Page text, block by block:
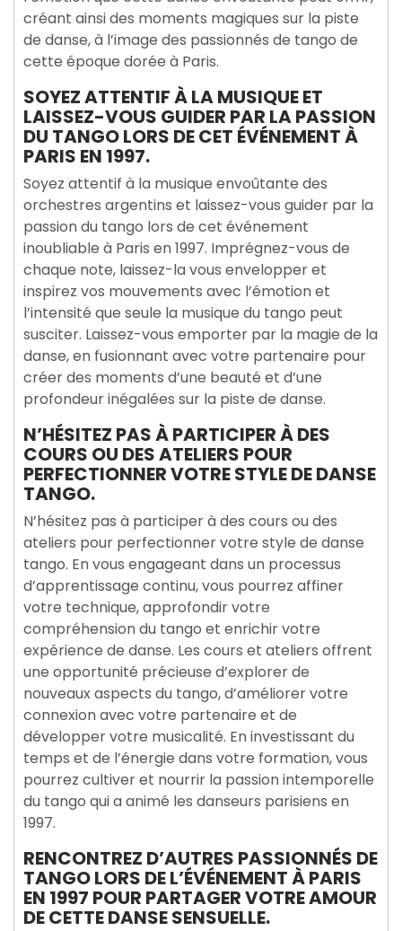
créant ainsi des moments magiques sur la piste
de danse, à l’image des passionnés de tango de
cette époque dorée à Paris.
SOYEZ ATTENTIF À LA MUSIQUE ET
LAISSEZ-VOUS GUIDER PAR LA PASSION
DU TANGO LORS DE CET ÉVÉNEMENT À
PARIS EN 1997.
Soyez attentif à la musique envoûtante des
orchestres argentins et laissez-vous guider par la
passion du tango lors de cet événement
inoubliable à Paris en 1997. Imprégnez-vous de
chaque note, laissez-la vous envelopper et
inspirez vos mouvements avec l’émotion et
l’intensité que seule la musique du tango peut
susciter. Laissez-vous emporter par la magie de la
danse, en fusionnant avec votre partenaire pour
créer des moments d’une beauté et d’une
profondeur inégalées sur la piste de danse.
N’HÉSITEZ PAS À PARTICIPER À DES
COURS OU DES ATELIERS POUR
PERFECTIONNER VOTRE STYLE DE DANSE
TANGO.
N’hésitez pas à participer à des cours ou des
ateliers pour perfectionner votre style de danse
tango. En vous engageant dans un processus
d’apprentissage continu, vous pourrez affiner
votre technique, approfondir votre
compréhension du tango et enrichir votre
expérience de danse. Les cours et ateliers offrent
une opportunité précieuse d’explorer de
nouveaux aspects du tango, d’améliorer votre
connexion avec votre partenaire et de
développer votre musicalité. En investissant du
temps et de l’énergie dans votre formation, vous
pourrez cultiver et nourrir la passion intemporelle
du tango qui a animé les danseurs parisiens en
1997.
RENCONTREZ D’AUTRES PASSIONNÉS DE
TANGO LORS DE L’ÉVÉNEMENT À PARIS
EN 1997 POUR PARTAGER VOTRE AMOUR
DE CETTE DANSE SENSUELLE.